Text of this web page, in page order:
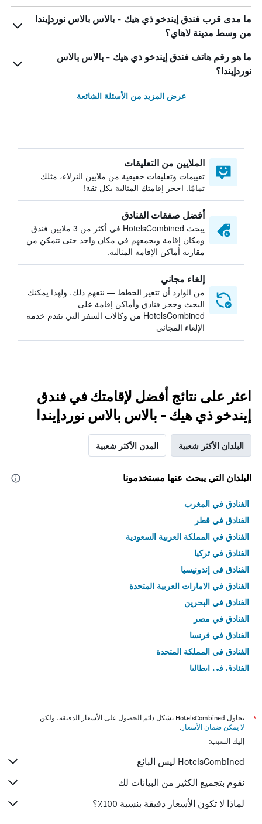
ما مدى قرب فندق إيندخو ذي هيك - بالاس بالاس نوردإيندا
من وسط مدينة لاهاي؟
ما هو رقم هاتف فندق إيندخو ذي هيك - بالاس بالاس
نوردإيندا؟
عرض المزيد من الأسئلة الشائعة
الملايين من التعليقات
تقييمات وتعليقات حقيقية من ملايين النزلاء، مثلك
تمامًا. احجز إقامتك المثالية بكل ثقة!
أفضل صفقات الفنادق
يبحث HotelsCombined في أكثر من 3 ملايين فندق
ومكان إقامة ويجمعهم في مكان واحد حتى تتمكن من
مقارنة أماكن الإقامة المثالية.
إلغاء مجاني
من الوارد أن تتغير الخطط — نتفهم ذلك. ولهذا يمكنك
البحث وحجز فنادق وأماكن إقامة على
HotelsCombined من وكالات السفر التي تقدم خدمة
الإلغاء المجاني
اعثر على نتائج أفضل لإقامتك في فندق
إيندخو ذي هيك - بالاس بالاس نوردإيندا
البلدان الأكثر شعبية المدن الأكثر شعبية
البلدان التي يبحث عنها مستخدمونا
الفنادق في المغرب
الفنادق في قطر
الفنادق في المملكة العربية السعودية
الفنادق في تركيا
الفنادق في إندونيسيا
الفنادق في الامارات العربية المتحدة
الفنادق في البحرين
الفنادق في مصر
الفنادق في فرنسا
الفنادق في المملكة المتحدة
الفنادق في إيطاليا
*
يحاول HotelsCombined بشكل دائم الحصول على الأسعار الدقيقة، ولكن
لا يمكن ضمان الأسعار .
إليك السبب:
HotelsCombined ليس البائع
نقوم بتجميع الكثير من البيانات لك
لماذا لا تكون الأسعار دقيقة بنسبة 100٪؟